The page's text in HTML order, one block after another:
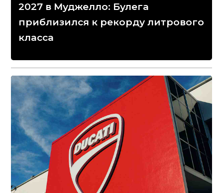
2027 в Муджелло: Булега
приблизился к рекорду литрового
класса